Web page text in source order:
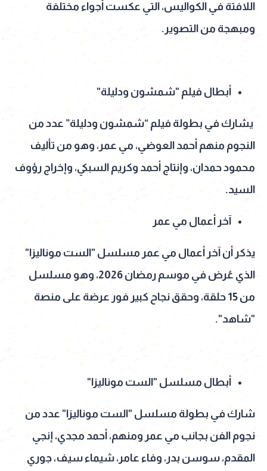
اللافتة في الكواليس، التي عكست أجواء مختلفة
ومبهجة من التصوير.
أبطال فيلم "شمشون ودليلة"
يشارك في بطولة فيلم “شمشون ودليلة” عدد من
النجوم منهم أحمد العوضي، مي عمر، وهو من تأليف
محمود حمدان، وإنتاج أحمد وكريم السبكي، وإخراج رؤوف
السيد.
آخر أعمال مي عمر
يذكر أن آخر أعمال مي عمر مسلسل "الست موناليزا"
الذي عُرض في موسم رمضان 2026، وهو مسلسل
من 15 حلقة، وحقق نجاح كبير فور عرضة على منصة
"شاهد".
أبطال مسلسل "الست موناليزا"
شارك في بطولة مسلسل "الست موناليزا" عدد من
نجوم الفن بجانب مي عمر ومنهم، أحمد مجدي، إنجي
المقدم، سوسن بدر، وفاء عامر، شيماء سيف، جوري